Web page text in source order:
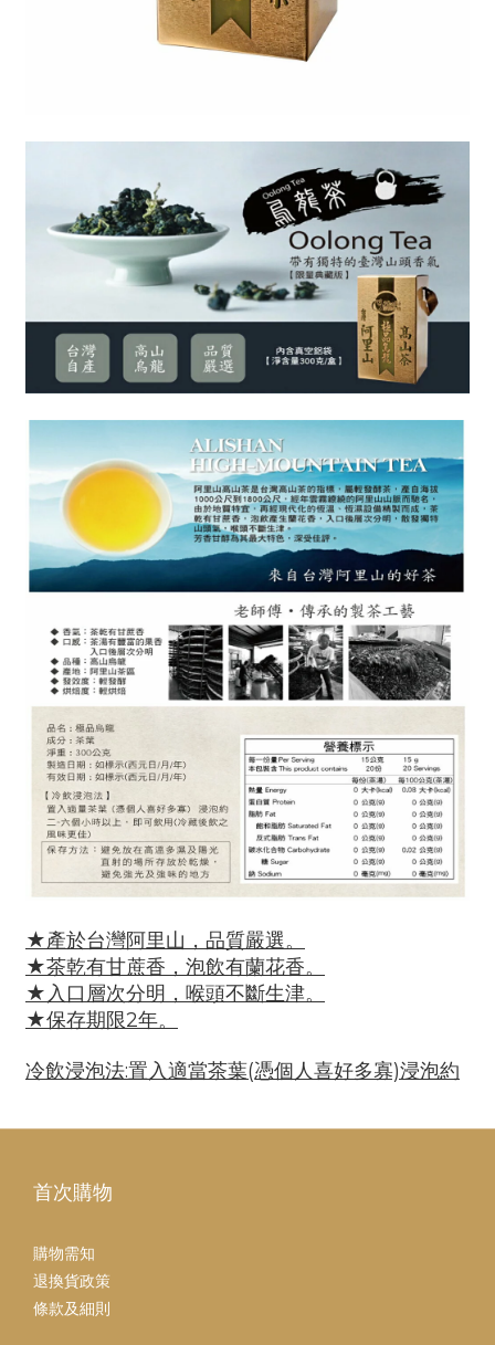
★產於台灣阿里山，品質嚴選。
★茶乾有甘蔗香，泡飲有蘭花香。
★入口層次分明，喉頭不斷生津。
★保存期限2年。
冷飲浸泡法:置入適當茶葉(憑個人喜好多寡)浸泡約
首次購物
購物需知
退換貨政策
條款及細則